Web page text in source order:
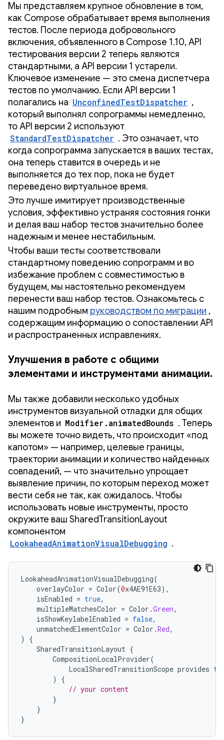
Мы представляем крупное обновление в том,
как Compose обрабатывает время выполнения
тестов. После периода добровольного
включения, объявленного в Compose 1.10, API
тестирования версии 2 теперь являются
стандартными, а API версии 1 устарели.
Ключевое изменение — это смена диспетчера
тестов по умолчанию. Если API версии 1
полагались на UnconfinedTestDispatcher ,
который выполнял сопрограммы немедленно,
то API версии 2 используют
StandardTestDispatcher . Это означает, что
когда сопрограмма запускается в ваших тестах,
она теперь ставится в очередь и не
выполняется до тех пор, пока не будет
переведено виртуальное время.
Это лучше имитирует производственные
условия, эффективно устраняя состояния гонки
и делая ваш набор тестов значительно более
надежным и менее нестабильным.
Чтобы ваши тесты соответствовали
стандартному поведению сопрограмм и во
избежание проблем с совместимостью в
будущем, мы настоятельно рекомендуем
перенести ваш набор тестов. Ознакомьтесь с
нашим подробным руководством по миграции ,
содержащим информацию о сопоставлении API
и распространенных исправлениях.
Улучшения в работе с общими
элементами и инструментами анимации.
Мы также добавили несколько удобных
инструментов визуальной отладки для общих
элементов и Modifier.animatedBounds . Теперь
вы можете точно видеть, что происходит «под
капотом» — например, целевые границы,
траектории анимации и количество найденных
совпадений, — что значительно упрощает
выявление причин, по которым переход может
вести себя не так, как ожидалось. Чтобы
использовать новые инструменты, просто
окружите ваш SharedTransitionLayout
компонентом
LookaheadAnimationVisualDebugging .
LookaheadAnimationVisualDebugging(
overlayColor = Color(0x4AE91E63),
isEnabled = true,
multipleMatchesColor = Color .Green,
isShowKeylabelEnabled = false,
unmatchedElementColor = Color .Red,
)
{
SharedTransitionLayout {
CompositionLocalProvider(
LocalSharedTransitionScope provides
)
{
// your content
}
}
}